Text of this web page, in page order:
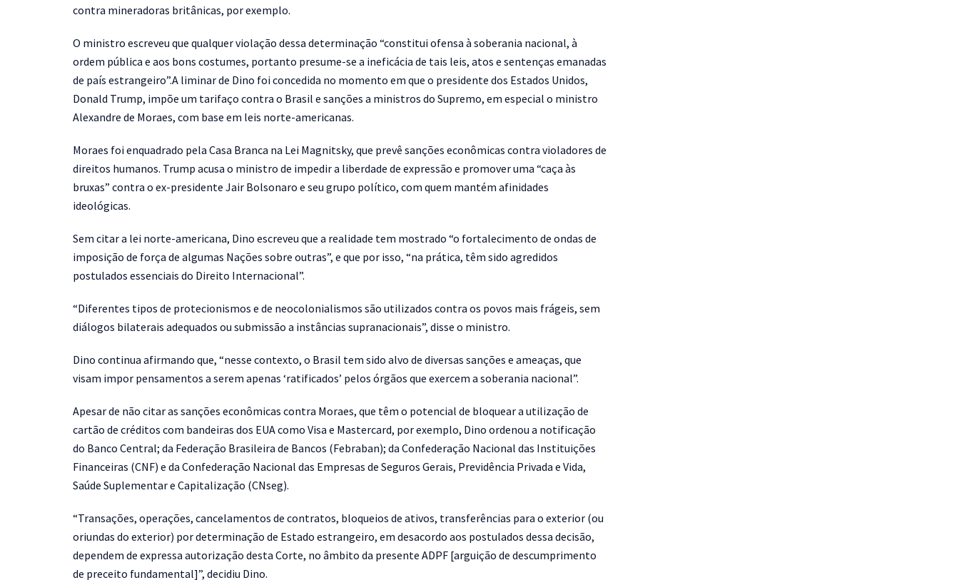
contra mineradoras britânicas, por exemplo.
O ministro escreveu que qualquer violação dessa determinação “constitui ofensa à soberania nacional, à
ordem pública e aos bons costumes, portanto presume-se a ineficácia de tais leis, atos e sentenças emanadas
de país estrangeiro”.A liminar de Dino foi concedida no momento em que o presidente dos Estados Unidos,
Donald Trump, impõe um tarifaço contra o Brasil e sanções a ministros do Supremo, em especial o ministro
Alexandre de Moraes, com base em leis norte-americanas.
Moraes foi enquadrado pela Casa Branca na Lei Magnitsky, que prevê sanções econômicas contra violadores de
direitos humanos. Trump acusa o ministro de impedir a liberdade de expressão e promover uma “caça às
bruxas” contra o ex-presidente Jair Bolsonaro e seu grupo político, com quem mantém afinidades
ideológicas.
Sem citar a lei norte-americana, Dino escreveu que a realidade tem mostrado “o fortalecimento de ondas de
imposição de força de algumas Nações sobre outras”, e que por isso, “na prática, têm sido agredidos
postulados essenciais do Direito Internacional”.
“Diferentes tipos de protecionismos e de neocolonialismos são utilizados contra os povos mais frágeis, sem
diálogos bilaterais adequados ou submissão a instâncias supranacionais”, disse o ministro.
Dino continua afirmando que, “nesse contexto, o Brasil tem sido alvo de diversas sanções e ameaças, que
visam impor pensamentos a serem apenas ‘ratificados’ pelos órgãos que exercem a soberania nacional”.
Apesar de não citar as sanções econômicas contra Moraes, que têm o potencial de bloquear a utilização de
cartão de créditos com bandeiras dos EUA como Visa e Mastercard, por exemplo, Dino ordenou a notificação
do Banco Central; da Federação Brasileira de Bancos (Febraban); da Confederação Nacional das Instituições
Financeiras (CNF) e da Confederação Nacional das Empresas de Seguros Gerais, Previdência Privada e Vida,
Saúde Suplementar e Capitalização (CNseg).
“Transações, operações, cancelamentos de contratos, bloqueios de ativos, transferências para o exterior (ou
oriundas do exterior) por determinação de Estado estrangeiro, em desacordo aos postulados dessa decisão,
dependem de expressa autorização desta Corte, no âmbito da presente ADPF [arguição de descumprimento
de preceito fundamental]”, decidiu Dino.